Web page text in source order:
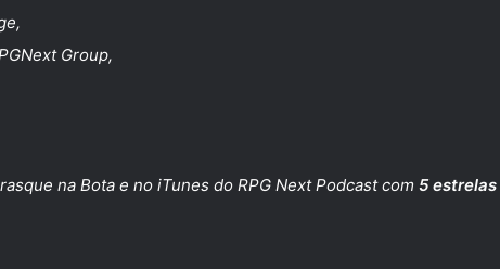
,
Group,
na Bota e no iTunes do RPG Next Podcastcom 5 estrelas